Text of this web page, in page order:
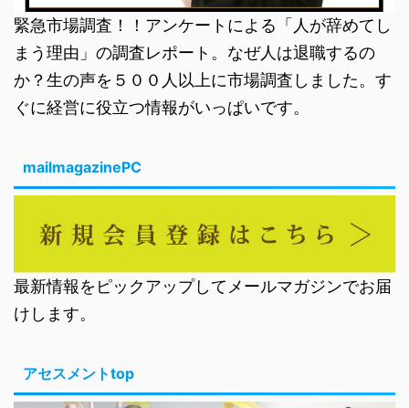
緊急市場調査！！アンケートによる「人が辞めてし
まう理由」の調査レポート。なぜ人は退職するの
か？生の声を５００人以上に市場調査しました。す
ぐに経営に役立つ情報がいっぱいです。
mailmagazinePC
最新情報をピックアップしてメールマガジンでお届
けします。
アセスメントtop